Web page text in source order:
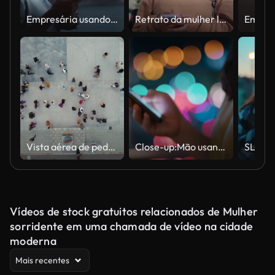
Empresária usando telefone na cidade à noite após o trabalho Retrato da mulher latina na cidade
Vista aérea de pedestres andando Close-up:Mão usando telefone inteligente à noite na cidade
Vídeos de stock gratuitos relacionados de Mulher
sorridente em uma chamada de vídeo na cidade
moderna
Mais recentes